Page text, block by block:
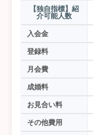
【独自指標】紹
介可能人数
入会金
登録料
月会費
成婚料
お見合い料
その他費用